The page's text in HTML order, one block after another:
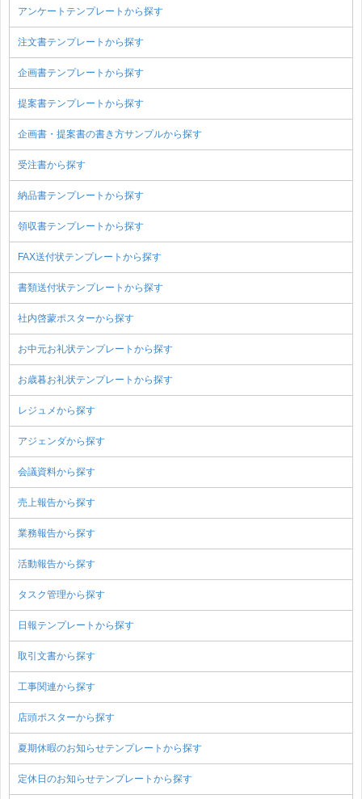
アンケートテンプレートから探す
注文書テンプレートから探す
企画書テンプレートから探す
提案書テンプレートから探す
企画書・提案書の書き方サンプルから探す
受注書から探す
納品書テンプレートから探す
領収書テンプレートから探す
FAX送付状テンプレートから探す
書類送付状テンプレートから探す
社内啓蒙ポスターから探す
お中元お礼状テンプレートから探す
お歳暮お礼状テンプレートから探す
レジュメから探す
アジェンダから探す
会議資料から探す
売上報告から探す
業務報告から探す
活動報告から探す
タスク管理から探す
日報テンプレートから探す
取引文書から探す
工事関連から探す
店頭ポスターから探す
夏期休暇のお知らせテンプレートから探す
定休日のお知らせテンプレートから探す